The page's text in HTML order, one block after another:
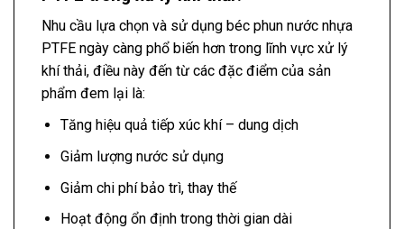
Nhu cầu lựa chọn và sử dụng béc phun nước nhựa
PTFE ngày càng phổ biến hơn trong lĩnh vực xử lý
khí thải, điều này đến từ các đặc điểm của sản
phẩm đem lại là:
Tăng hiệu quả tiếp xúc khí – dung dịch
Giảm lượng nước sử dụng
Giảm chi phí bảo trì, thay thế
Hoạt động ổn định trong thời gian dài